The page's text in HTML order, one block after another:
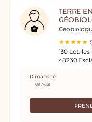
TERRE
130 Lot.
48230
Dimanche
09 Août